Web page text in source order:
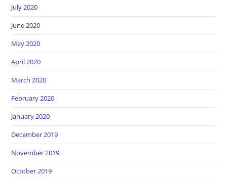
July 2020
June 2020
May 2020
April 2020
March 2020
February 2020
January 2020
December 2019
November 2019
October 2019